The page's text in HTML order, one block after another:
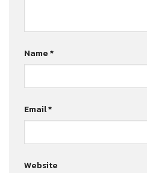
Name*
Email*
Website